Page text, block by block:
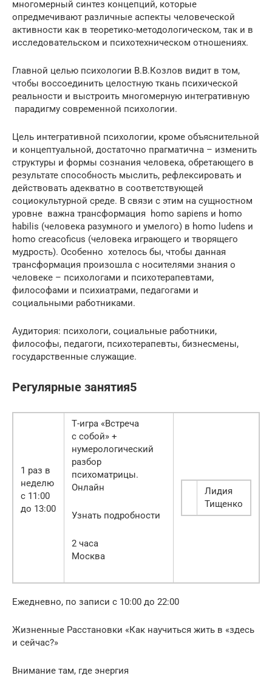
многомерный синтез концепций, которые
опредмечивают различные аспекты человеческой
активности как в теоретико-методологическом, так и в
исследовательском и психотехническом отношениях.
Главной целью психологии В.В.Козлов видит в том,
чтобы воссоединить целостную ткань психической
реальности и выстроить многомерную интегративную
парадигму современной психологии.
Цель интегративной психологии, кроме объяснительной
и концептуальной, достаточно прагматична – изменить
структуры и формы сознания человека, обретающего в
результате способность мыслить, рефлексировать и
действовать адекватно в соответствующей
социокультурной среде. В связи с этим на сущностном
уровне важна трансформация homo sapiens и homo
habilis (человека разумного и умелого) в homo ludens и
homo creacoficus (человека играющего и творящего
мудрость). Особенно хотелось бы, чтобы данная
трансформация произошла с носителями знания о
человеке – психологами и психотерапевтами,
философами и психиатрами, педагогами и
социальными работниками.
Аудитория: психологи, социальные работники,
философы, педагоги, психотерапевты, бизнесмены,
государственные служащие.
Регулярные занятия5
1 раз в
неделю
с 11:00
до 13:00
Т-игра «Встреча
с собой» +
нумерологический
разбор
психоматрицы.
Онлайн
Узнать подробности
2 часа
Москва
Лидия
Тищенко
Ежедневно, по записи с 10:00 до 22:00
Жизненные Расстановки «Как научиться жить в «здесь
и сейчас?»
Внимание там, где энергия